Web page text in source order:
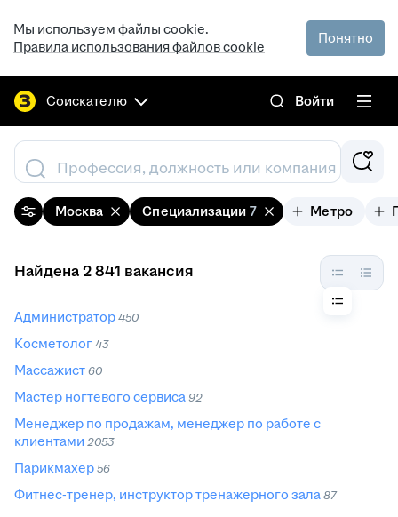
Мы используем файлы cookie.
Правила использования файлов cookie
Понятно
Соискателю Войти
Профессия, должность или компания
Москва Специализации 7 Метро
Найдена 2 841 вакансия
Администратор 450
Косметолог 43
Массажист 60
Мастер ногтевого сервиса 92
Менеджер по продажам, менеджер по работе с
клиентами 2053
Парикмахер 56
Фитнес-тренер, инструктор тренажерного зала 87